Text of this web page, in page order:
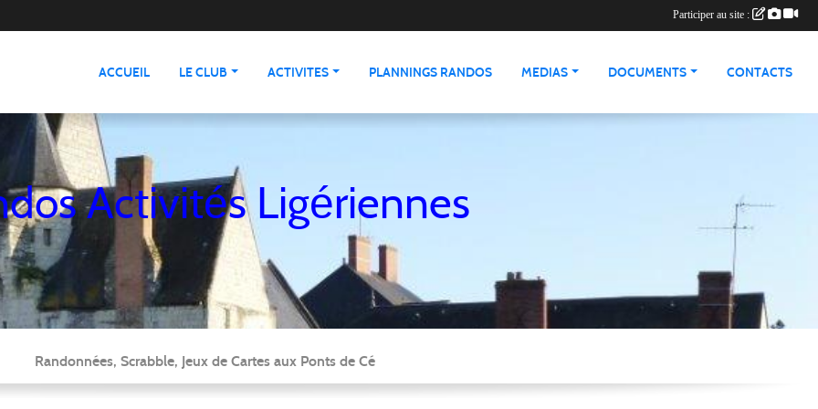
ACCUEIL LE CLUB ACTIVITES PLANNINGS RANDOS MEDIAS DOCUMENTS CONTACTS
Activités Ligériennes
Randonnées, Scrabble, Jeux de Cartes aux Ponts de Cé
Participer au site :